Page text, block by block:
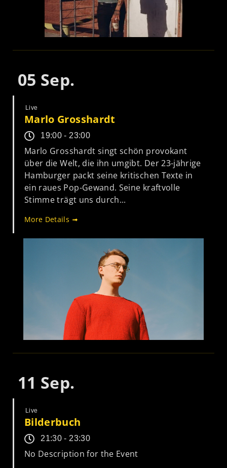
05 Sep.
Live
Marlo Grosshardt
19:00 - 23:00
Marlo Grosshardt singt schön provokant
über die Welt, die ihn umgibt. Der 23-jährige
Hamburger packt seine kritischen Texte in
ein raues Pop-Gewand. Seine kraftvolle
Stimme trägt uns durch...
More Details ➟
11 Sep.
Live
Bilderbuch
21:30 - 23:30
No Description for the Event